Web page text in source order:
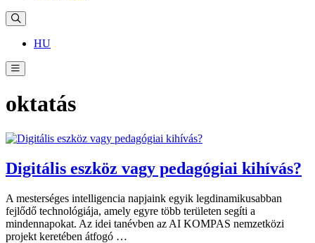
HU
oktatás
Digitális eszköz vagy pedagógiai kihívás?
A mesterséges intelligencia napjaink egyik legdinamikusabban
fejlődő technológiája, amely egyre több területen segíti a
mindennapokat. Az idei tanévben az AI KOMPAS nemzetközi
projekt keretében átfogó …